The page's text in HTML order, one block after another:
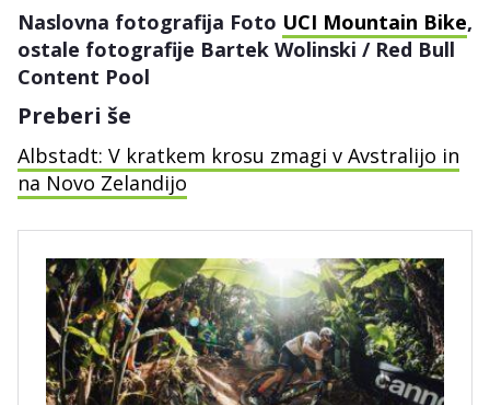
Naslovna fotografija Foto UCI Mountain Bike,
ostale fotografije Bartek Wolinski / Red Bull
Content Pool
Preberi še
Albstadt: V kratkem krosu zmagi v Avstralijo in
na Novo Zelandijo